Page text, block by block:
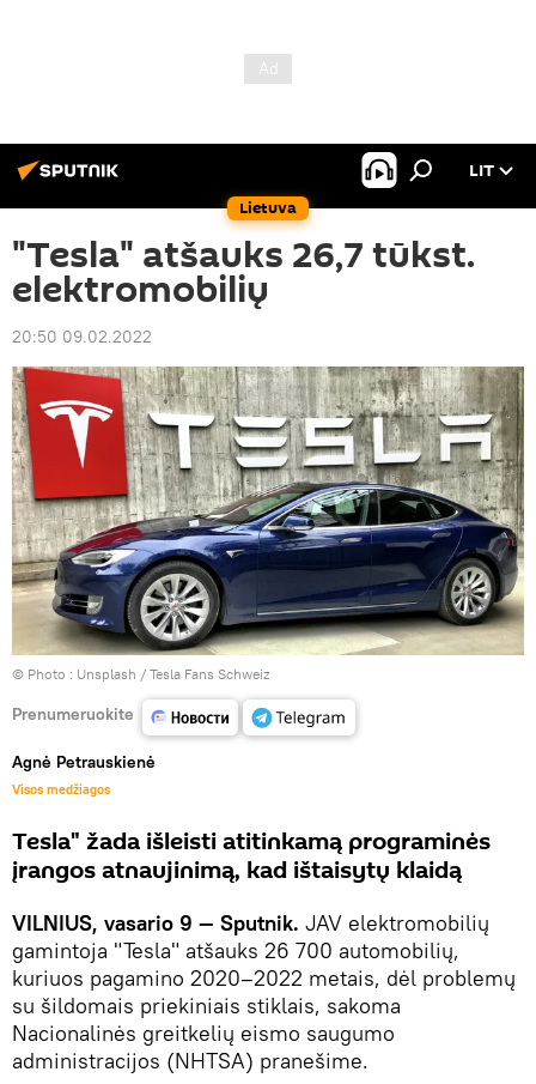
Lietuva
LIT
"Tesla" atšauks 26,7 tūkst.
elektromobilių
20:50 09.02.2022
© Photo : Unsplash / Tesla Fans Schweiz
Prenumeruokite
Agnė Petrauskienė
Visos medžiagos
Tesla" žada išleisti atitinkamą programinės
įrangos atnaujinimą, kad ištaisytų klaidą
VILNIUS, vasario 9 — Sputnik. JAV elektromobilių
gamintoja "Tesla" atšauks 26 700 automobilių,
kuriuos pagamino 2020–2022 metais, dėl problemų
su šildomais priekiniais stiklais, sakoma
Nacionalinės greitkelių eismo saugumo
administracijos (NHTSA) pranešime.